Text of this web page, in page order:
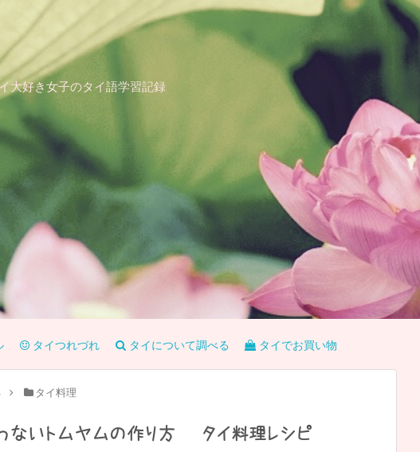
大好き女子のタイ語学習記録
タイつれづれ タイについて調べる タイでお買い物
タイ料理
ないトムヤムの作り方 – タイ料理レシピ